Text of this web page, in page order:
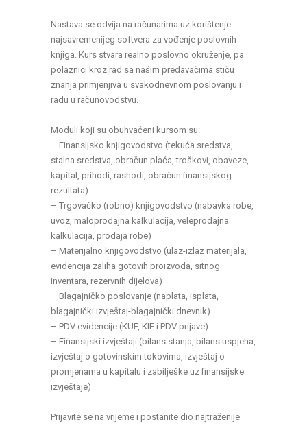
Nastava se odvija na računarima uz korištenje
najsavremenijeg softvera za vođenje poslovnih
knjiga. Kurs stvara realno poslovno okruženje, pa
polaznici kroz rad sa našim predavačima stiču
znanja primjenjiva u svakodnevnom poslovanju i
radu u računovodstvu.
Moduli koji su obuhvaćeni kursom su:
– Finansijsko knjigovodstvo (tekuća sredstva,
stalna sredstva, obračun plaća, troškovi, obaveze,
kapital, prihodi, rashodi, obračun finansijskog
rezultata)
– Trgovačko (robno) knjigovodstvo (nabavka robe,
uvoz, maloprodajna kalkulacija, veleprodajna
kalkulacija, prodaja robe)
– Materijalno knjigovodstvo (ulaz-izlaz materijala,
evidencija zaliha gotovih proizvoda, sitnog
inventara, rezervnih dijelova)
– Blagajničko poslovanje (naplata, isplata,
blagajnički izvještaj-blagajnički dnevnik)
– PDV evidencije (KUF, KIF i PDV prijave)
– Finansijski izvještaji (bilans stanja, bilans uspjeha,
izvještaj o gotovinskim tokovima, izvještaj o
promjenama u kapitalu i zabilješke uz finansijske
izvještaje)
Prijavite se na vrijeme i postanite dio najtraženije